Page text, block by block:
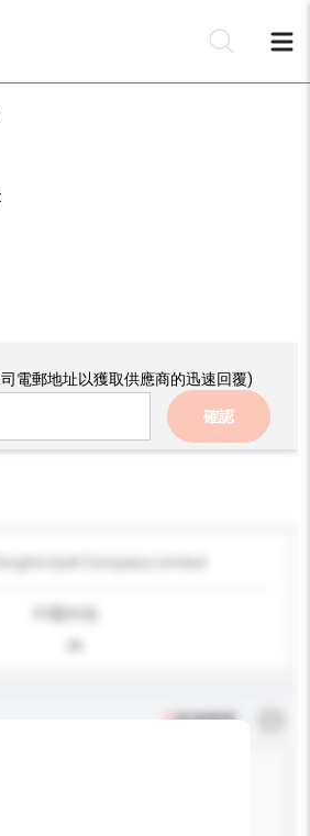
電郵地址以獲取供應商的迅速回覆)
確認
*必須填寫